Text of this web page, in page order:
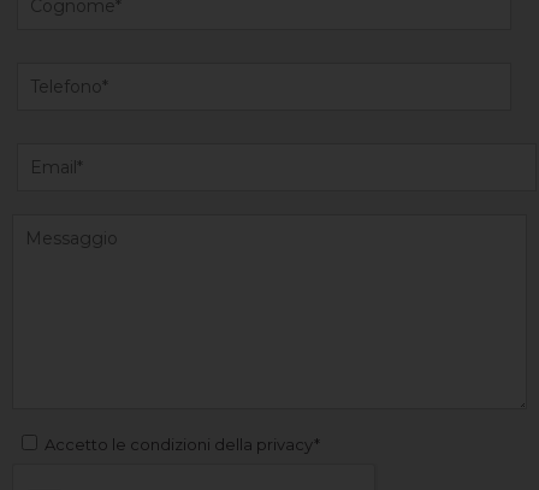
Accetto le condizioni della privacy*